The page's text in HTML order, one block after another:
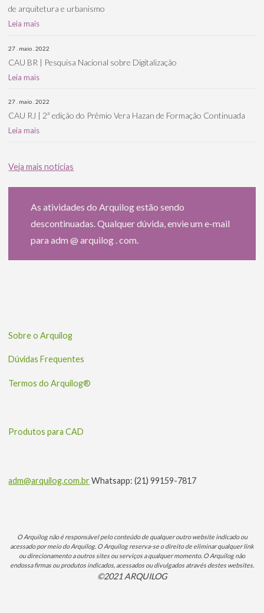
de arquitetura e urbanismo
Leia mais
27 . maio . 2022
CAU BR | Pesquisa Nacional sobre Digitalização
Leia mais
27 . maio . 2022
CAU RJ | 2ª edição do Prêmio Vera Hazan de Formação Continuada
Leia mais
Veja mais notícias
As atividades do Arquilog estão sendo
descontinuadas. Qualquer dúvida, envie um e-mail
para adm @ arquilog . com.
Sobre o Arquilog
Dúvidas Frequentes
Termos do Arquilog®
Produtos para CAD
adm@arquilog.com.brWhatsapp: (21) 99159-7817
O Arquilog não é responsável pelo conteúdo de qualquer outro website indicado ou
acessado por meio do Arquilog. O Arquilog reserva-se o direito de eliminar qualquer link
ou direcionamento a outros sites ou serviços a qualquer momento. O Arquilog não
endossa firmas ou produtos indicados, acessados ou divulgados através destes websites.
©2021 ARQUILOG